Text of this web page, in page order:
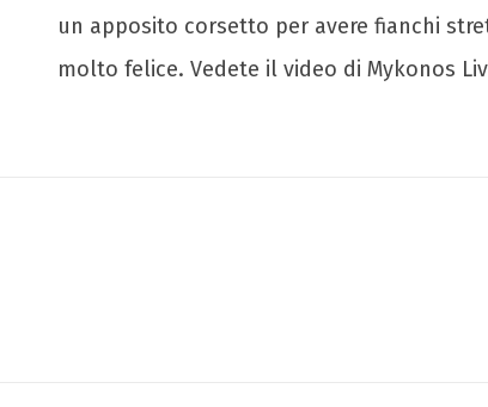
un apposito corsetto per avere fianchi
molto felice. Vedete il video di Mykonos